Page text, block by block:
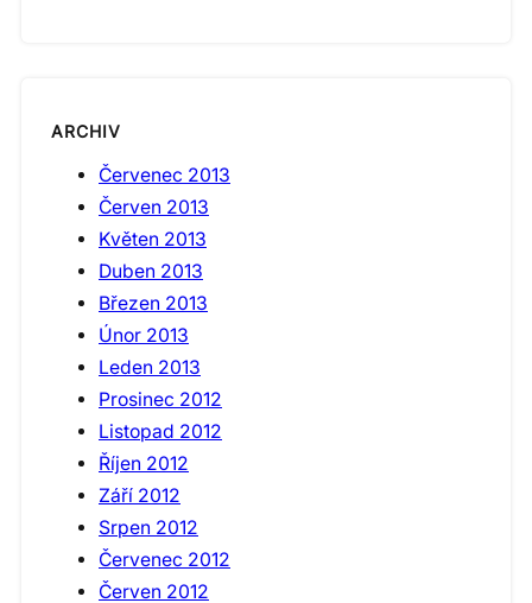
ARCHIV
Červenec 2013
Červen 2013
Květen 2013
Duben 2013
Březen 2013
Únor 2013
Leden 2013
Prosinec 2012
Listopad 2012
Říjen 2012
Září 2012
Srpen 2012
Červenec 2012
Červen 2012